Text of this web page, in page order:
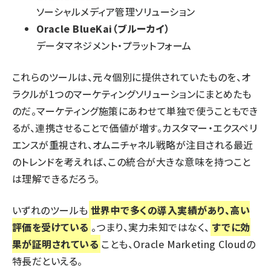
ソーシャルメディア管理ソリューション
Oracle BlueKai（ブルーカイ）
データマネジメント・プラットフォーム
これらのツールは、元々個別に提供されていたものを、オ
ラクルが1つのマーケティングソリューションにまとめたも
のだ。マーケティング施策にあわせて単独で使うこともでき
るが、連携させることで価値が増す。カスタマー・エクスペリ
エンスが重視され、オムニチャネル戦略が注目される最近
のトレンドを考えれば、この統合が大きな意味を持つこと
は理解できるだろう。
いずれのツールも 世界中で多くの導入実績があり、高い
評価を受けている 。つまり、実力未知ではなく、 すでに効
果が証明されている ことも、Oracle Marketing Cloudの
特長だといえる。